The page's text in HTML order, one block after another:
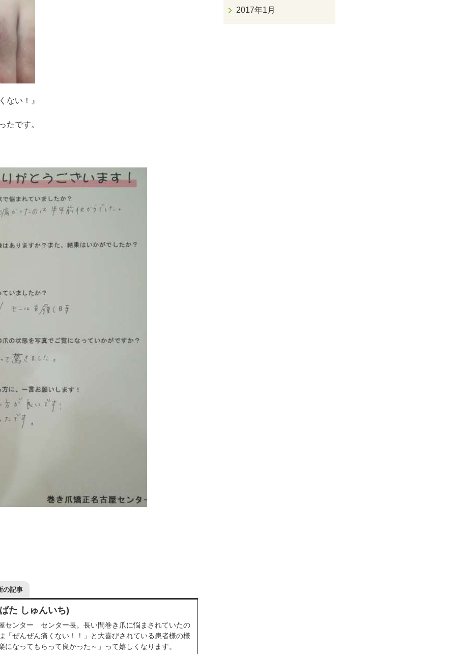
ない！』
たです。
の記事
た しゅんいち)
センター センター長。長い間巻き爪に悩まされていたの
「ぜんぜん痛くない！！」と大喜びされている患者様の様
になってもらって良かった～」って嬉しくなります。
2017年1月